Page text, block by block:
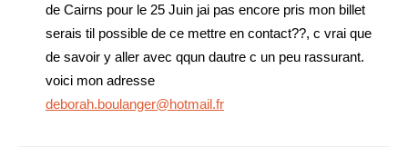
de Cairns pour le 25 Juin jai pas encore pris mon billet
serais til possible de ce mettre en contact??, c vrai que
de savoir y aller avec qqun dautre c un peu rassurant.
voici mon adresse
deborah.boulanger@hotmail.fr